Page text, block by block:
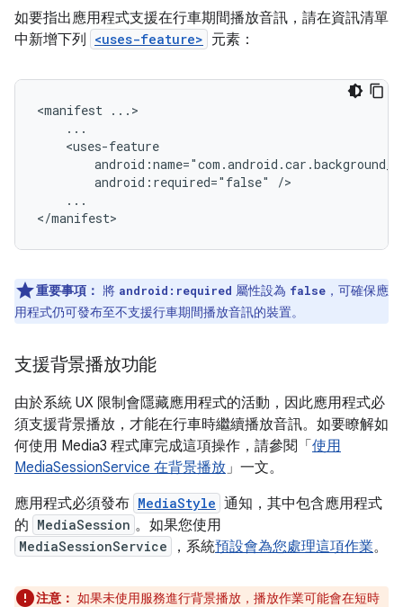
如要指出應用程式支援在行車期間播放音訊，請在資訊清單
中新增下列
<uses-feature> 元素：
<manifest
android:required="false"
...
重要事項： 將 android:required 屬性設為 false ，可確保應
用程式仍可發布至不支援行車期間播放音訊的裝置。
支援背景播放功能
由於系統 UX 限制會隱藏應用程式的活動，因此應用程式必
須支援背景播放，才能在行車時繼續播放音訊。如要瞭解如
何使用 Media3 程式庫完成這項操作，請參閱「 使用
MediaSessionService 在背景播放」一文。
應用程式必須發布 MediaStyle 通知，其中包含應用程式
的 MediaSession 。如果您使用
MediaSessionService ，系統預設會為您處理這項作業。
注意： 如果未使用服務進行背景播放，播放作業可能會在短時